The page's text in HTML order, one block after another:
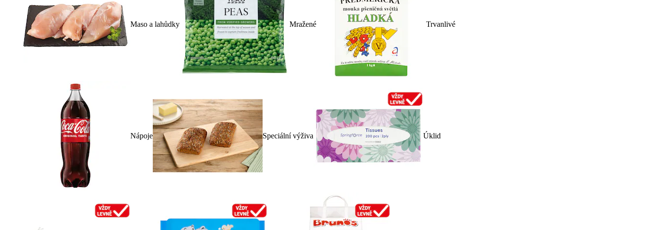
Maso a lahůdky Mražené Trvanlivé
Nápoje Speciální výživa Úklid